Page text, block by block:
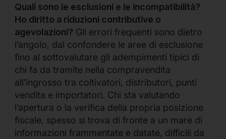
Quali sono le esclusioni e le incompatibilità?
Ho diritto a riduzioni contributive o
agevolazioni? Gli errori frequenti sono dietro
l’angolo, dal confondere le aree di esclusione
fino al sottovalutare gli adempimenti tipici di
chi fa da tramite nella compravendita
all’ingrosso tra coltivatori, distributori, punti
vendita e importatori. Chi sta valutando
l’apertura o la verifica della propria posizione
fiscale, spesso si trova di fronte a un mare di
informazioni frammentate e datate, difficili da